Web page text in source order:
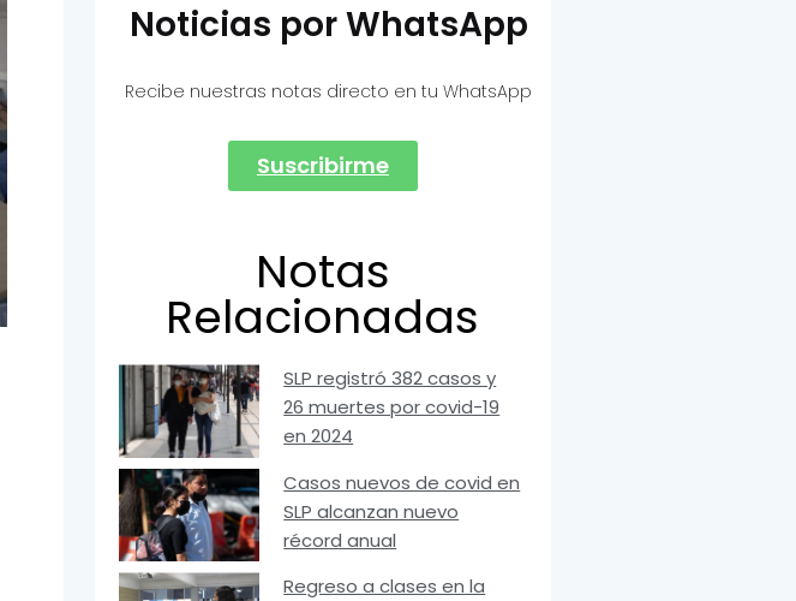
Noticias por WhatsApp
Recibe nuestras notas directo en tu WhatsApp
Suscribirme
Notas
Relacionadas
SLP registró 382 casos y
26 muertes por covid-19
en 2024
Casos nuevos de covid en
SLP alcanzan nuevo
récord anual
Regreso a clases en la